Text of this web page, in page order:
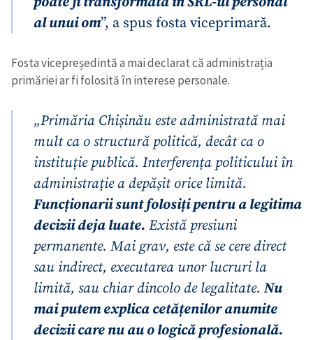
al unui om”, a spus fosta viceprimară.
Fosta vicepreședintă a mai declarat că administrația
primăriei ar fi folosită în interese personale.
„Primăria Chișinău este administrată mai
mult ca o structură politică, decât ca o
instituție publică. Interferența politicului în
administrație a depășit orice limită.
Funcționarii sunt folosiți pentru a legitima
decizii deja luate. Există presiuni
permanente. Mai grav, este că se cere direct
sau indirect, executarea unor lucruri la
limită, sau chiar dincolo de legalitate.Nu
mai putem explica cetățenilor anumite
decizii care nu au o logică profesională.